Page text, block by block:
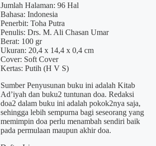
Jumlah Halaman: 96 Hal
Bahasa: Indonesia
Penerbit: Toha Putra
Penulis: Drs. M. Ali Chasan Umar
Berat: 100 gr
Ukuran: 20,4 x 14,4 x 0,4 cm
Cover: Soft Cover
Kertas: Putih (H V S)
Sumber Penyusunan buku ini adalah Kitab
Ad’iyah dan buku2 tuntunan doa. Redaksi
doa2 dalam buku ini adalah pokok2nya saja,
sehingga lebih sempurna bagi seseorang yang
memimpin doa perlu menambah sendiri baik
pada permulaan maupun akhir doa.